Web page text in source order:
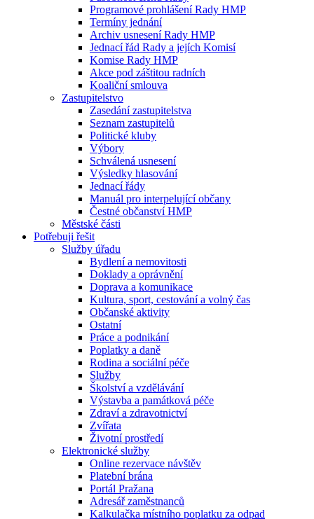
Programové prohlášení Rady HMP
Termíny jednání
Archiv usnesení Rady HMP
Jednací řád Rady a jejích Komisí
Komise Rady HMP
Akce pod záštitou radních
Koaliční smlouva
Zastupitelstvo
Zasedání zastupitelstva
Seznam zastupitelů
Politické kluby
Výbory
Schválená usnesení
Výsledky hlasování
Jednací řády
Manuál pro interpelující občany
Čestné občanství HMP
Městské části
Potřebuji řešit
Služby úřadu
Bydlení a nemovitosti
Doklady a oprávnění
Doprava a komunikace
Kultura, sport, cestování a volný čas
Občanské aktivity
Ostatní
Práce a podnikání
Poplatky a daně
Rodina a sociální péče
Služby
Školství a vzdělávání
Výstavba a památková péče
Zdraví a zdravotnictví
Zvířata
Životní prostředí
Elektronické služby
Online rezervace návštěv
Platební brána
Portál Pražana
Adresář zaměstnanců
Kalkulačka místního poplatku za odpad